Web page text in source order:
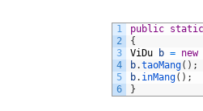
1
2
3
4
5
6
public static
{
ViDu
b = new
b.taoMang( ) ;
b. inMang( ) ;
}